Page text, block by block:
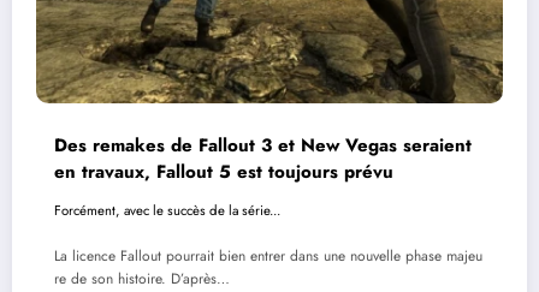
Des remakes de Fallout 3 et New Vegas seraient
en travaux, Fallout 5 est toujours prévu
Forcément, avec le succès de la série...
La licence Fallout pourrait bien entrer dans une nouvelle phase majeu
re de son histoire. D’après…